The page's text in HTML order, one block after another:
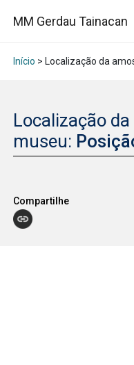
MM Gerdau Tainacan
Início > Localização da
Localização
museu:
Compartilhe